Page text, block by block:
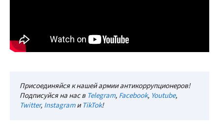
Присоединяйся к нашей армии антикоррупционеров!
Подписуйся на нас в Telegram, Facebook, Youtube,
Twitter, InstagramиTikTok!